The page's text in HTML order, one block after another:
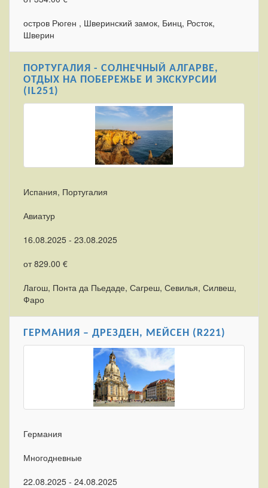
остров Рюген , Шверинский замок, Бинц, Росток,
Шверин
ПОРТУГАЛИЯ - СОЛНЕЧНЫЙ АЛГАРВЕ,
ОТДЫХ НА ПОБЕРЕЖЬЕ И ЭКСКУРСИИ
(IL251)
Испания, Португалия
Авиатур
16.08.2025 - 23.08.2025
от 829.00 €
Лагош, Понта да Пьедаде, Сагреш, Севилья, Силвеш,
Фаро
ГЕРМАНИЯ – ДРЕЗДЕН, МЕЙСЕН (R221)
Германия
Многодневные
22.08.2025 - 24.08.2025